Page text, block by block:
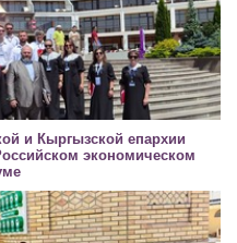
и Кыргызской епархии
экономическом